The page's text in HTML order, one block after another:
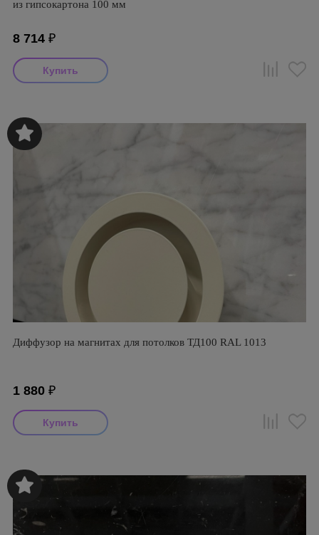
из гипсокартона 100 мм
8 714 ₽
Диффузор на магнитах для потолков ТД100 RAL 1013
1 880 ₽